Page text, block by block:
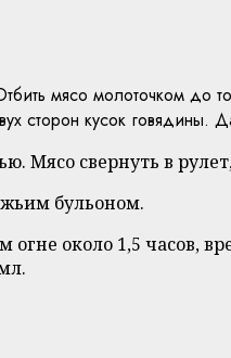
мясо молоточком до
сторон кусок говядины.
Мясо свернуть в
бульоном.
около 1,5 часов,